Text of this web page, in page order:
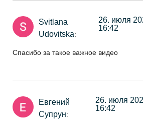
Svitlana
Udovitska:
26. июля
16:42
Спасибо за такое важное видео
Евгений
Супрун:
26. июля
16:42